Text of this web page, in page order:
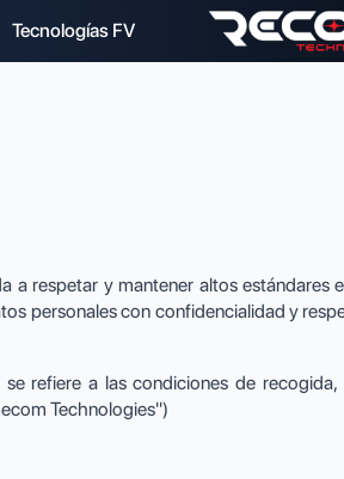
Tecnologías FV
a respetar y mantener altos
personales con confidencialidad y
refiere a las condiciones de
Technologies")